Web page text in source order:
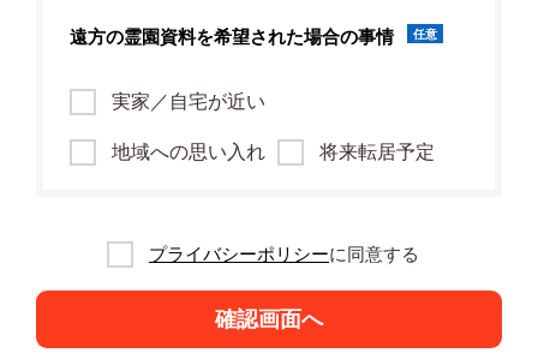
遠方の霊園資料を希望された場合の事情 任意
実家／自宅が近い
地域への思い入れ 将来転居予定
プライバシーポリシーに同意する
確認画面へ